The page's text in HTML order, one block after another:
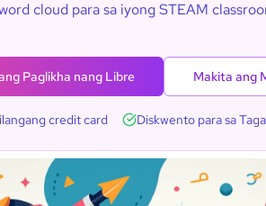
cloud para sa iyong STEAM
Paglikha nang Libre Makita ang
credit card Diskwento para sa